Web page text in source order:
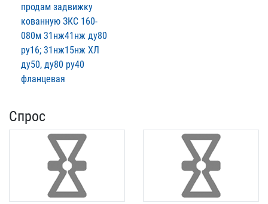
продам задвижку
кованную ЗКС 160-
080м 31нж41нж ду80
ру16; 31нж15нж ХЛ
ду50, ду80 ру40
фланцевая
Спрос